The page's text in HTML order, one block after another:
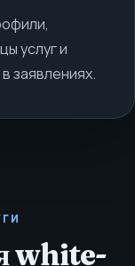
услуг и
заявлениях.
white-